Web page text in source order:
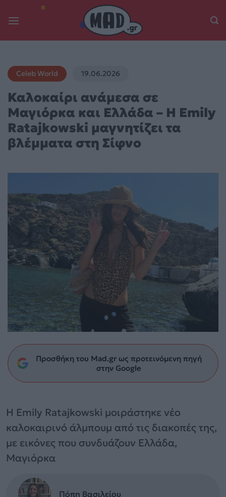
Celeb World 19.06.2026
Καλοκαίρι ανάμεσα σε
Μαγιόρκα και Ελλάδα – Η Emily
Ratajkowski μαγνητίζει τα
βλέμματα στη Σίφνο
Προσθήκη του Mad.gr ως προτεινόμενη πηγή
στην Google
Η Emily Ratajkowski μοιράστηκε νέο
καλοκαιρινό άλμπουμ από τις διακοπές της,
με εικόνες που συνδυάζουν Ελλάδα,
Μαγιόρκα
Πόπη Βασιλείου